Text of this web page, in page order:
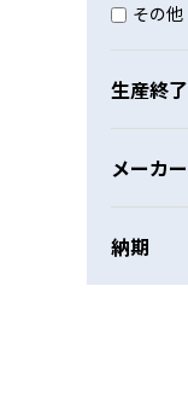
その他
生産終
メーカー
納期